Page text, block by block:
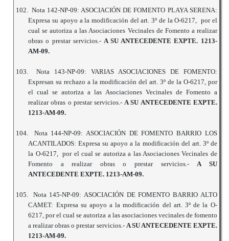
102. Nota 142-NP-09: ASOCIACIÓN DE FOMENTO PLAYA SERENA:
Expresa su apoyo a la modificación del art. 3º de la O-6217, por el
cual se autoriza a las Asociaciones Vecinales de Fomento a realizar
obras o prestar servicios.- A SU ANTECEDENTE EXPTE. 1213-
AM-09.
103.
Nota 143-NP-09: VARIAS ASOCIACIONES DE FOMENTO:
Expresan su rechazo a la modificación del art. 3º de la O-6217, por
el cual se autoriza a las Asociaciones Vecinales de Fomento a
realizar obras o prestar servicios.-A SU ANTECEDENTE EXPTE.
1213-AM-09.
104.
Nota 144-NP-09: ASOCIACIÓN DE FOMENTO BARRIO LOS
ACANTILADOS: Expresa su apoyo a la modificación del art. 3º de
la O-6217, por el cual se autoriza a las Asociaciones Vecinales de
Fomento a realizar obras o prestar servicios.-A SU
ANTECEDENTE EXPTE. 1213-AM-09.
105.
Nota 145-NP-09: ASOCIACIÓN DE FOMENTO BARRIO ALTO
CAMET: Expresa su apoyo a la modificación del art. 3º de la O-
6217, por el cual se autoriza a las asociaciones vecinales de fomento
a realizar obras o prestar servicios.- A SU ANTECEDENTE EXPTE.
1213-AM-09.